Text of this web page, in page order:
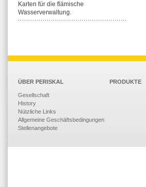
Karten für die flämische
Wasserverwaltung.
ÜBER PERISKAL
Gesellschaft
History
Nützliche Links
Allgemeine Geschäftsbedingungen
Stellenangebote
PRODUKTE